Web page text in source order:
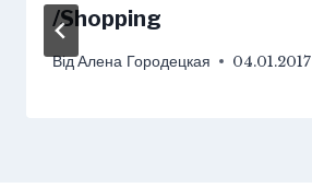
/Shopping
ВідАлена Городецкая 04.01.2017